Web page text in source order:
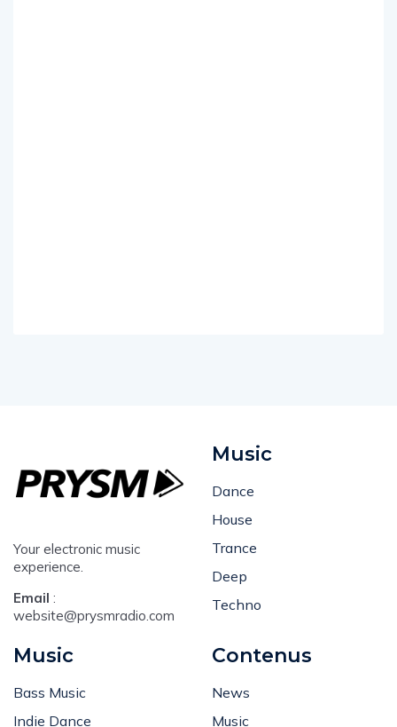
Your electronic music
experience.
Email :
website@prysmradio.com
Music
Dance
House
Trance
Deep
Techno
Music
Bass Music
Indie Dance
Contenus
News
Music